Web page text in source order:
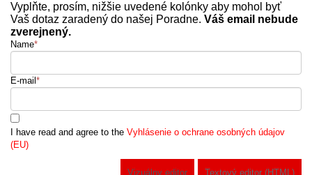
Vyplňte, prosím, nižšie uvedené kolónky aby mohol byť
Vaš dotaz zaradený do našej Poradne. Váš email nebude
zverejnený.
Name*
E-mail *
I have read and agree to the Vyhlásenie o ochrane osobných údajov
(EU)
Vizuálny editor Textový editor (HTML)